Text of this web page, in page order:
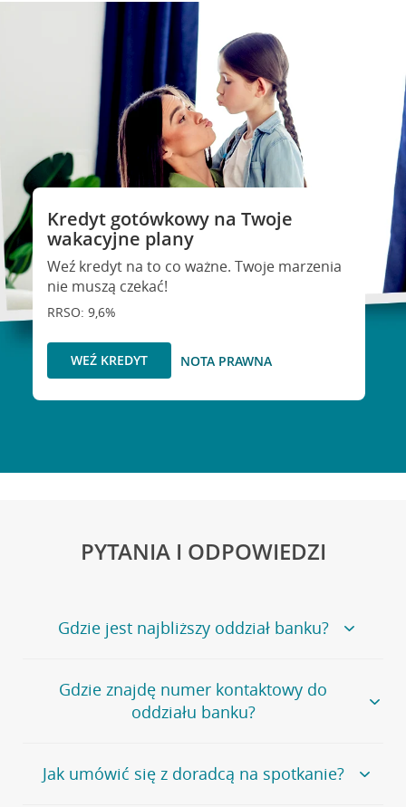
Kredyt gotówkowy na Twoje
wakacyjne plany
Weź kredyt na to co ważne. Twoje marzenia
nie muszą czekać!
RRSO: 9,6%
WEŹ KREDYT NOTA PRAWNA
PYTANIA I ODPOWIEDZI
Gdzie jest najbliższy oddział banku?
Jeśli szukasz oddziału naszego banku, zapraszamy na
stronęPlacówki i bankomaty, na której znajduje się
wygodna wyszukiwarka.
oddziałów
Gdzie znajdę numer kontaktowy do
oddziału banku?
Bank Credit Agricole nie udostępnia ogólnego numeru
telefonu do placówki bankowej.
Jak umówić się z doradcą na spotkanie?